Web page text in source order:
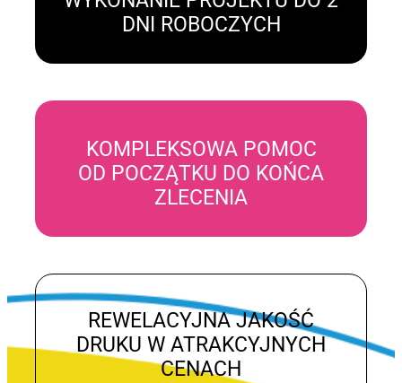
DNI ROBOCZYCH
KOMPLEKSOWA POMOC
OD POCZĄTKU DO KOŃCA
ZLECENIA
REWELACYJNA JAKOŚĆ
DRUKU W ATRAKCYJNYCH
CENACH